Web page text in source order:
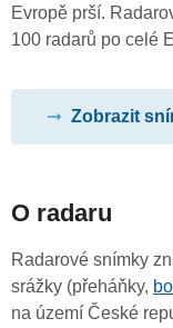
Evropě prší.
100 radarů po celé
Zobrazit
O radaru
Radarové snímky
srážky (přeháňky,
na území České